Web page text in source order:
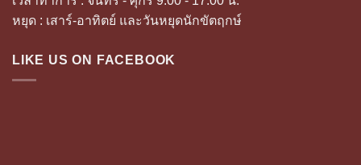
หยุด : เสาร์-อาทิตย์ และวันหยุดนักขัตฤกษ์
LIKE US ON FACEBOOK